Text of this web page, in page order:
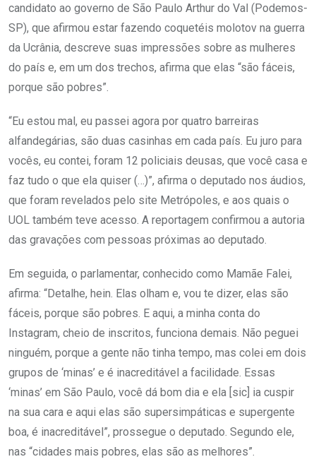
candidato ao governo de São Paulo Arthur do Val (Podemos-
SP), que afirmou estar fazendo coquetéis molotov na guerra
da Ucrânia, descreve suas impressões sobre as mulheres
do país e, em um dos trechos, afirma que elas “são fáceis,
porque são pobres”.
“Eu estou mal, eu passei agora por quatro barreiras
alfandegárias, são duas casinhas em cada país. Eu juro para
vocês, eu contei, foram 12 policiais deusas, que você casa e
faz tudo o que ela quiser (…)”, afirma o deputado nos áudios,
que foram revelados pelo site Metrópoles, e aos quais o
UOL também teve acesso. A reportagem confirmou a autoria
das gravações com pessoas próximas ao deputado.
Em seguida, o parlamentar, conhecido como Mamãe Falei,
afirma: “Detalhe, hein. Elas olham e, vou te dizer, elas são
fáceis, porque são pobres. E aqui, a minha conta do
Instagram, cheio de inscritos, funciona demais. Não peguei
ninguém, porque a gente não tinha tempo, mas colei em dois
grupos de ‘minas’ e é inacreditável a facilidade. Essas
‘minas’ em São Paulo, você dá bom dia e ela [sic] ia cuspir
na sua cara e aqui elas são supersimpáticas e supergente
boa, é inacreditável”, prossegue o deputado. Segundo ele,
nas “cidades mais pobres, elas são as melhores”.